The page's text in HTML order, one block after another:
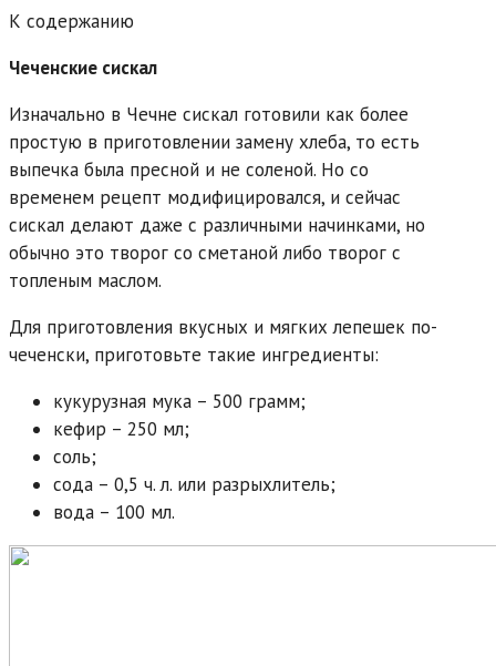
К содержанию
Чеченские сискал
Изначально в Чечне сискал готовили как более
простую в приготовлении замену хлеба, то есть
выпечка была пресной и не соленой. Но со
временем рецепт модифицировался, и сейчас
сискал делают даже с различными начинками, но
обычно это творог со сметаной либо творог с
топленым маслом.
Для приготовления вкусных и мягких лепешек по-
чеченски, приготовьте такие ингредиенты:
кукурузная мука – 500 грамм;
кефир – 250 мл;
соль;
сода – 0,5 ч. л. или разрыхлитель;
вода – 100 мл.